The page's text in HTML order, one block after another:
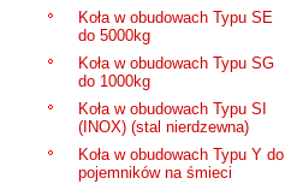
Koła w obudowach Typu SE
do 5000kg
Koła w obudowach Typu SG
do 1000kg
Koła w obudowach Typu SI
(INOX) (stal nierdzewna)
Koła w obudowach Typu Y do
pojemników na śmieci